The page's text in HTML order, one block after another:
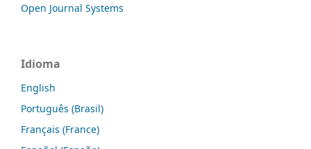
Open Journal Systems
Idioma
English
Português (Brasil)
Français (France)